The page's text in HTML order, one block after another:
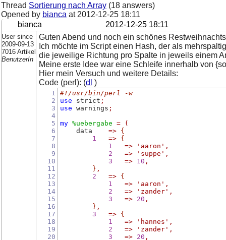
Thread Sortierung nach Array (18 answers)
Opened by bianca at 2012-12-25 18:11
bianca
2012-12-25 18:11
User since
2009-09-13
7016 Artikel
BenutzerIn
Guten Abend und noch ein schönes
Ich möchte im Script einen Hash, der als
die jeweilige Richtung pro Spalte in jeweils einem
Meine erste Idee war eine Schleife innerhalb von
Hier mein Versuch und weitere Details:
Code (perl): (dl )
1
2
3
4
5
6
7
8
9
10
11
12
13
14
15
16
17
18
19
20
#!/usr/bin/perl -w
use strict ;
use warnings ;
my %uebergabe =
(
    data
=>
{
1
=>
{
1
=> 'aaron' ,
2
=> 'suppe' ,
3
=> 10 ,
} ,
2
=>
{
1
=> 'aaron' ,
2
=> 'zander' ,
3
=> 20 ,
} ,
3
=>
{
1
=> 'hannes' ,
2
=> 'zander' ,
3
=> 20 ,